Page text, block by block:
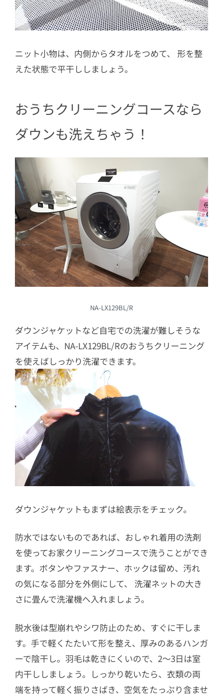
ニット小物は、内側からタオルをつめて、 形を整
えた状態で平干ししましょう。
おうちクリーニングコースなら
ダウンも洗えちゃう！
NA-LX129BL/R
ダウンジャケットなど自宅での洗濯が難しそうな
アイテムも、NA-LX129BL/Rのおうちクリーニング
を使えばしっかり洗濯できます。
ダウンジャケットもまずは絵表示をチェック。
防水ではないものであれば、おしゃれ着用の洗剤
を使ってお家クリーニングコースで洗うことができ
ます。ボタンやファスナー、ホックは留め、汚れ
の気になる部分を外側にして、 洗濯ネットの大き
さに畳んで洗濯機へ入れましょう。
脱水後は型崩れやシワ防止のため、すぐに干しま
す。手で軽くたたいて形を整え、厚みのあるハンガ
ーで陰干し。羽毛は乾きにくいので、2〜3日は室
内干ししましょう。しっかり乾いたら、衣類の両
端を持って軽く振りさばき、空気をたっぷり含ませ